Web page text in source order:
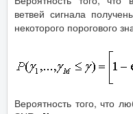
ветвей сигнала
некоторого порогового
Вероятность того, что